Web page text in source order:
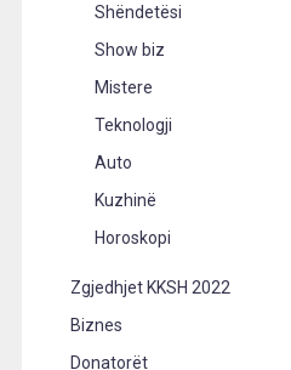
Shëndetësi
Show biz
Mistere
Teknologji
Auto
Kuzhinë
Horoskopi
Zgjedhjet KKSH 2022
Biznes
Donatorët